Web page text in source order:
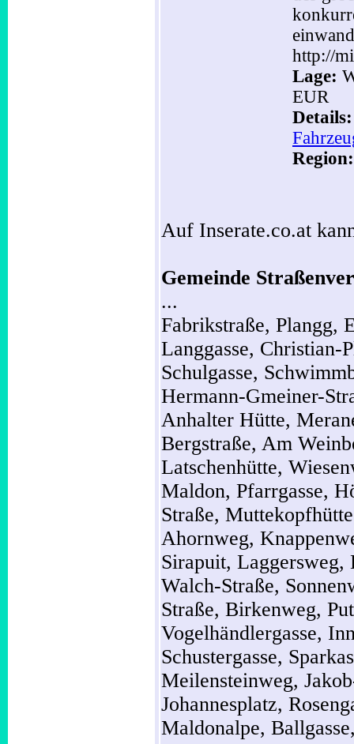
http://
Lage:
EUR
Region:
Auf Inserate.co.at
Gemeinde
...
Fabrikstraße, Plangg,
Langgasse, Christian-
Schulgasse,
Hermann-Gmeiner-
Anhalter Hütte,
Bergstraße, Am
Latschenhütte,
Maldon, Pfarrgasse,
Straße,
Ahornweg,
Sirapuit, Laggersweg,
Walch-Straße,
Straße, Birkenweg,
Vogelhändlergasse,
Schustergasse,
Meilensteinweg,
Johannesplatz,
Maldonalpe,